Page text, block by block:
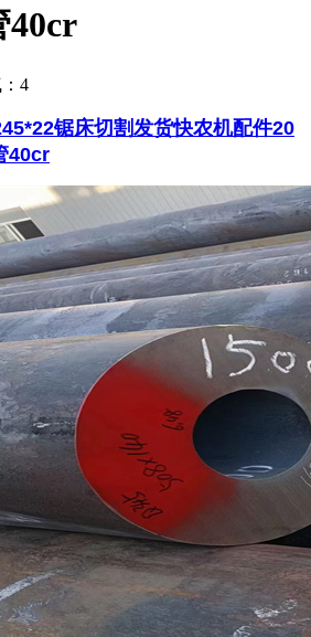
40cr
4
锯床切割发货快农机配件20
40cr